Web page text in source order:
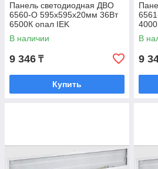
Панель светодиодная ДВО
6560-O 595х595х20мм 36Вт
6500К опал IEK
В наличии
9 346 ₸
Купить
В
9